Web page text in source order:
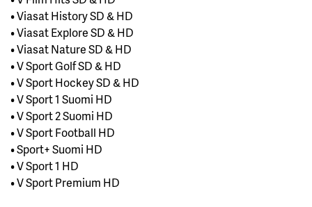
• Viasat History SD & HD
• Viasat Explore SD & HD
• Viasat Nature SD & HD
• V Sport Golf SD & HD
• V Sport Hockey SD & HD
• V Sport 1 Suomi HD
• V Sport 2 Suomi HD
• V Sport Football HD
• Sport+ Suomi HD
• V Sport 1 HD
• V Sport Premium HD